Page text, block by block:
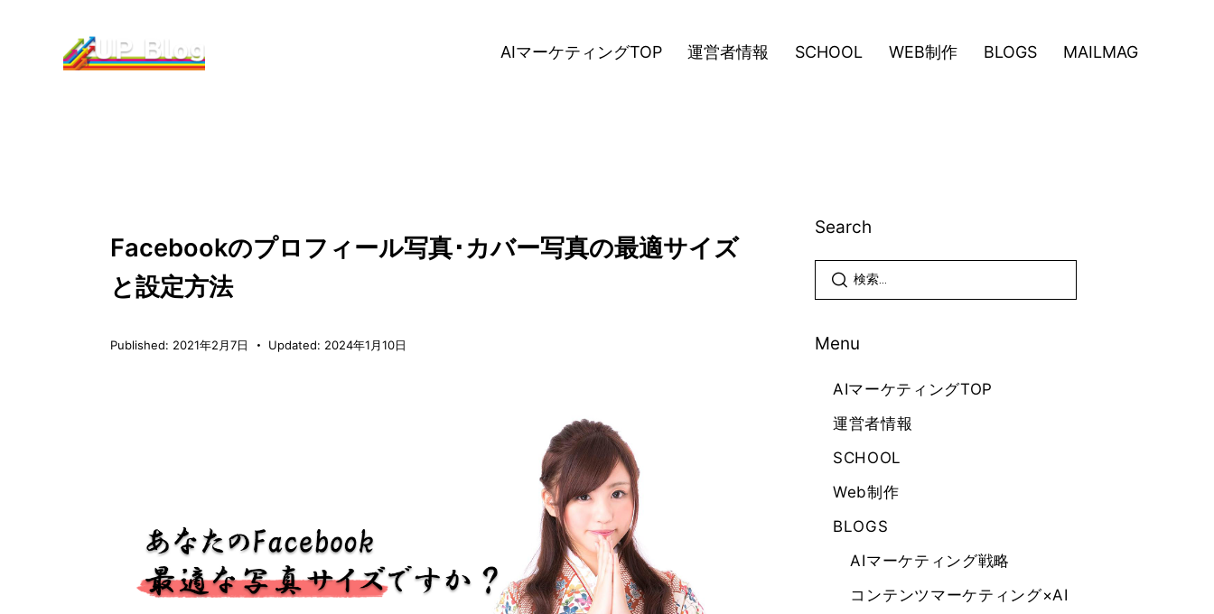
AIマーケティングTOP 運営者情報 SCHOOL WEB制作 BLOGS MAILMAG
Facebookのプロフィール写真･カバー写真の最適サイズ
と設定方法
Published: 2021年2月7日 Updated: 2024年1月10日
Search
Menu
AIマーケティングTOP
運営者情報
SCHOOL
Web制作
BLOGS
AIマーケティング戦略
コンテンツマーケティング×AI